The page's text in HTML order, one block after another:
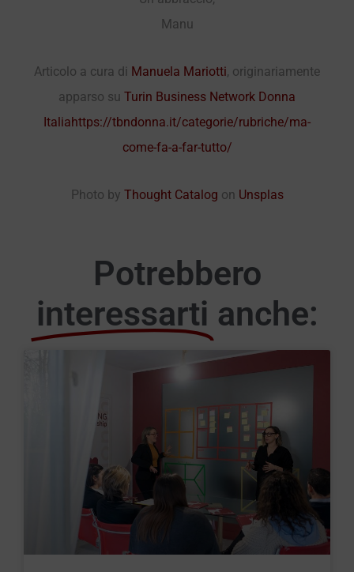
Manu
Articolo a cura di Manuela Mariotti, originariamente
apparso su Turin Business Network Donna
Italiahttps://tbndonna.it/categorie/rubriche/ma-
come-fa-a-far-tutto/
Photo by Thought Catalog on Unsplas
Potrebbero
interessarti anche: